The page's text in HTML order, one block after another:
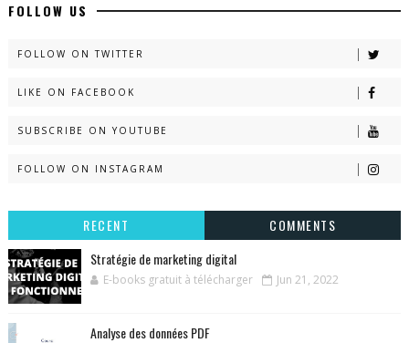
FOLLOW US
FOLLOW ON TWITTER
LIKE ON FACEBOOK
SUBSCRIBE ON YOUTUBE
FOLLOW ON INSTAGRAM
RECENT
COMMENTS
Stratégie de marketing digital
E-books gratuit à télécharger Jun 21, 2022
Analyse des données PDF